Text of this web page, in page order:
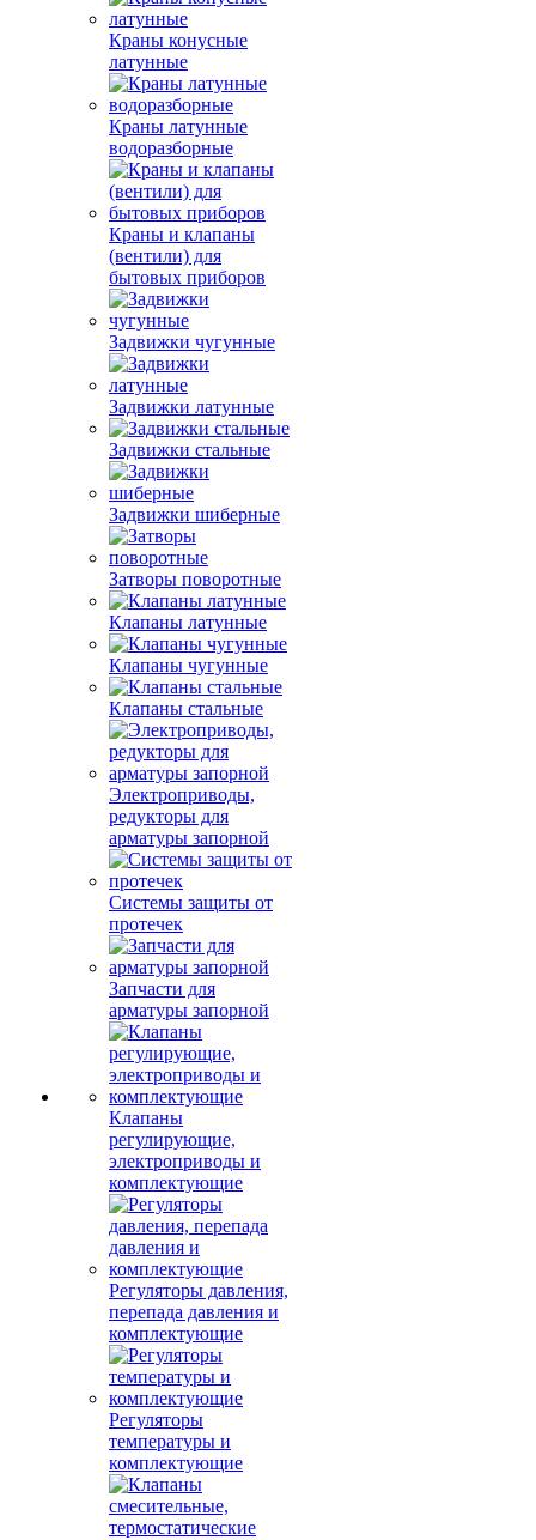
Краны конусные
латунные
Краны латунные
водоразборные
Краны и клапаны
(вентили) для
бытовых приборов
Задвижки чугунные
Задвижки латунные
Задвижки стальные
Задвижки шиберные
Затворы поворотные
Клапаны латунные
Клапаны чугунные
Клапаны стальные
Электроприводы,
редукторы для
арматуры запорной
Системы защиты от
протечек
Запчасти для
арматуры запорной
Клапаны
регулирующие,
электроприводы и
комплектующие
Регуляторы давления,
перепада давления и
комплектующие
Регуляторы
температуры и
комплектующие